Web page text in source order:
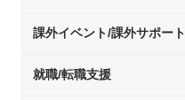
課外イベント/課外サポート
就職/転職支援